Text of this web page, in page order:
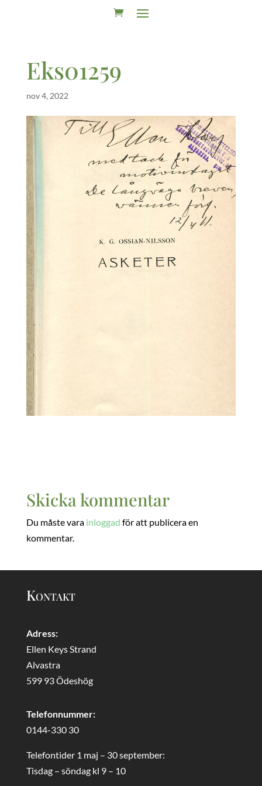
Eks01259
nov 4, 2022
Skicka kommentar
Du måste vara inloggad för att publicera en
kommentar.
Kontakt
Adress:
Ellen Keys Strand
Alvastra
599 93 Ödeshög
Telefonnummer:
0144-330 30
Telefontider 1 maj – 30 september:
Tisdag – söndag kl 9 – 10